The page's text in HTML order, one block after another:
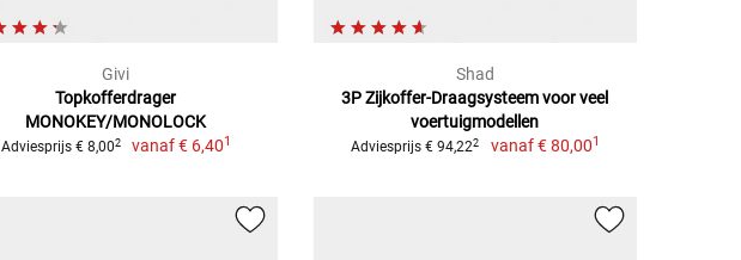
Givi
Topkofferdrager
MONOKEY/MONOLOCK
Adviesprijs € 8,002 vanaf€ 6,401
Shad
3P Zijkoffer-Draagsysteem voor veel
voertuigmodellen
Adviesprijs € 94,222 vanaf€ 80,001